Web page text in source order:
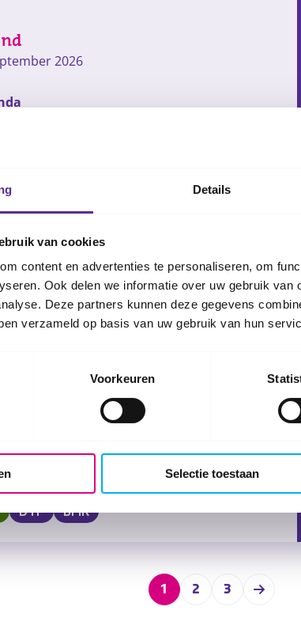
Details
van cookies
content en advertenties te personaliseren, om
Ook delen we informatie over uw gebruik
Deze partners kunnen deze gegevens
verzameld op basis van uw gebruik van hun
Voorkeuren
Selectie toestaan
2026
2026
DTP BMR
1 2 3